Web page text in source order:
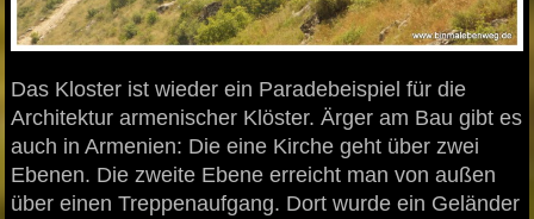
Das Kloster ist wieder ein Paradebeispiel für die
Architektur armenischer Klöster. Ärger am Bau gibt es
auch in Armenien: Die eine Kirche geht über zwei
Ebenen. Die zweite Ebene erreicht man von außen
über einen Treppenaufgang. Dort wurde ein Geländer